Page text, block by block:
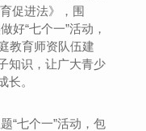
促进法》，围
好“七个一”活动，
教育师资队伍建
知识，让广大青少
长。
“七个一”活动，包